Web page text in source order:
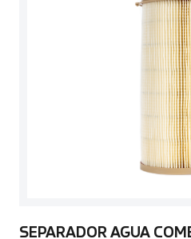
SEPARADOR AGUA